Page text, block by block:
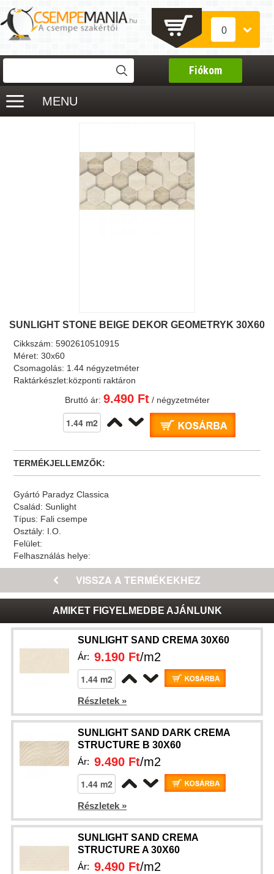
0
Fiókom
MENU
SUNLIGHT STONE BEIGE DEKOR GEOMETRYK 30X60
Cikkszám:5902610510915
Méret:30x60
Csomagolás: 1.44 négyzetméter
Raktárkészlet:központi raktáron
Bruttó ár: 9.490 Ft/ négyzetméter
TERMÉKJELLEMZŐK:
Gyártó Paradyz Classica
Család:Sunlight
Típus: Fali csempe
Osztály: I.O.
Felület:
Felhasználás helye:
AMIKET FIGYELMEDBE AJÁNLUNK
SUNLIGHT SAND CREMA 30X60
Ár:9.190 Ft/m2
Részletek »
SUNLIGHT SAND DARK CREMA
STRUCTURE B 30X60
Ár:9.490 Ft/m2
Részletek »
SUNLIGHT SAND CREMA
STRUCTURE A 30X60
Ár:9.490 Ft/m2